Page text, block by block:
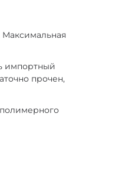
Максимальная
импортный
прочен,